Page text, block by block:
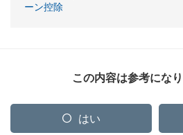
ーン控除
この内容は参考にな
はい